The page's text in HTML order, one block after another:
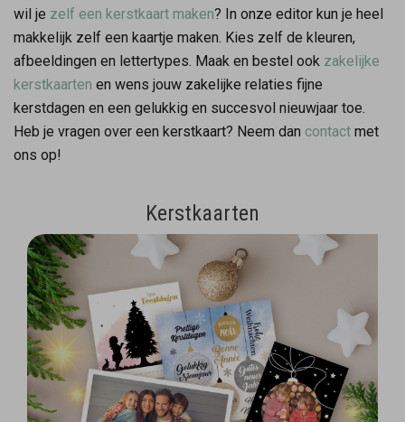
wil je zelf een kerstkaart maken? In onze editor kun je heel
makkelijk zelf een kaartje maken. Kies zelf de kleuren,
afbeeldingen en lettertypes. Maak en bestel ook zakelijke
kerstkaarten en wens jouw zakelijke relaties fijne
kerstdagen en een gelukkig en succesvol nieuwjaar toe.
Heb je vragen over een kerstkaart? Neem dan contact met
ons op!
Kerstkaarten